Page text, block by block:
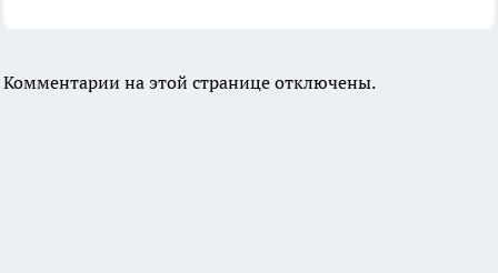
Комментарии на этой странице отключены.